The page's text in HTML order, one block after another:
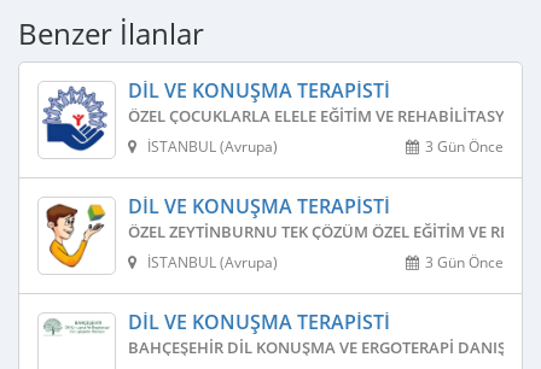
Benzer İlanlar
DIL VE KONUŞMA TERAPISTI
ÖZEL ÇOCUKLARLA ELELE EĞITIM VE REHABILITASYON
3 Gün Önce
İSTANBUL (Avrupa)
DIL VE KONUŞMA TERAPISTI
ÖZEL ZEYTINBURNU TEK ÇÖZÜM ÖZEL EĞITIM VE
3 Gün Önce
İSTANBUL (Avrupa)
DIL VE KONUŞMA TERAPISTI
BAHÇEŞEHIR DIL KONUŞMA VE ERGOTERAPI